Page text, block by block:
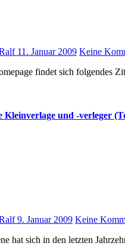
11. Januar 2009 Keine
findet sich
Kleinverlage und -verleger
9. Januar 2009 Keine
hat sich in den letzten